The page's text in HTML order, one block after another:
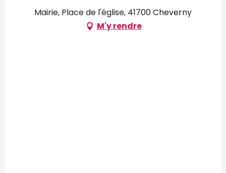
Mairie, Place de l'église, 41700 Cheverny
M'y rendre